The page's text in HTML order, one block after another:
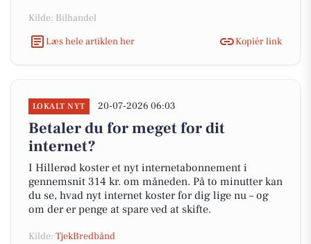
Kilde: Bilhandel
Læs hele artiklen her
Kopiér link
LOKALT NYT 20-07-2026 06:03
Betaler du for meget for dit
internet?
I Hillerød koster et nyt internetabonnement i
gennemsnit 314 kr. om måneden. På to minutter kan
du se, hvad nyt internet koster for dig lige nu – og
om der er penge at spare ved at skifte.
Kilde: TjekBredbånd